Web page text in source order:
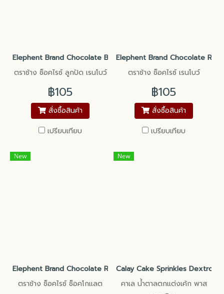
Elephent Brand Chocolate Bead Rainbow ตราช้าง ช็อคไรซ์ ลูกปัด
ตราช้าง ช็อคไรซ์ ลูกปัด เรนโบว์
฿105
สั่งซื้อสินค้า
เปรียบเทียบ
Elephent Brand Chocolate Rice
ตราช้าง ช็อคไรซ์ เรนโบว์
฿105
สั่งซื้อสินค้า
เปรียบเทียบ
New
Elephent Brand Chocolate Rice Chocolate ตราช้าง ช็อคไรซ์ ช็อ
ตราช้าง ช็อคไรซ์ ช็อคโกแลต
New
Calay Cake Sprinkles Dextrose
คาเล น้ำตาลตกแต่งเค้ก พาส